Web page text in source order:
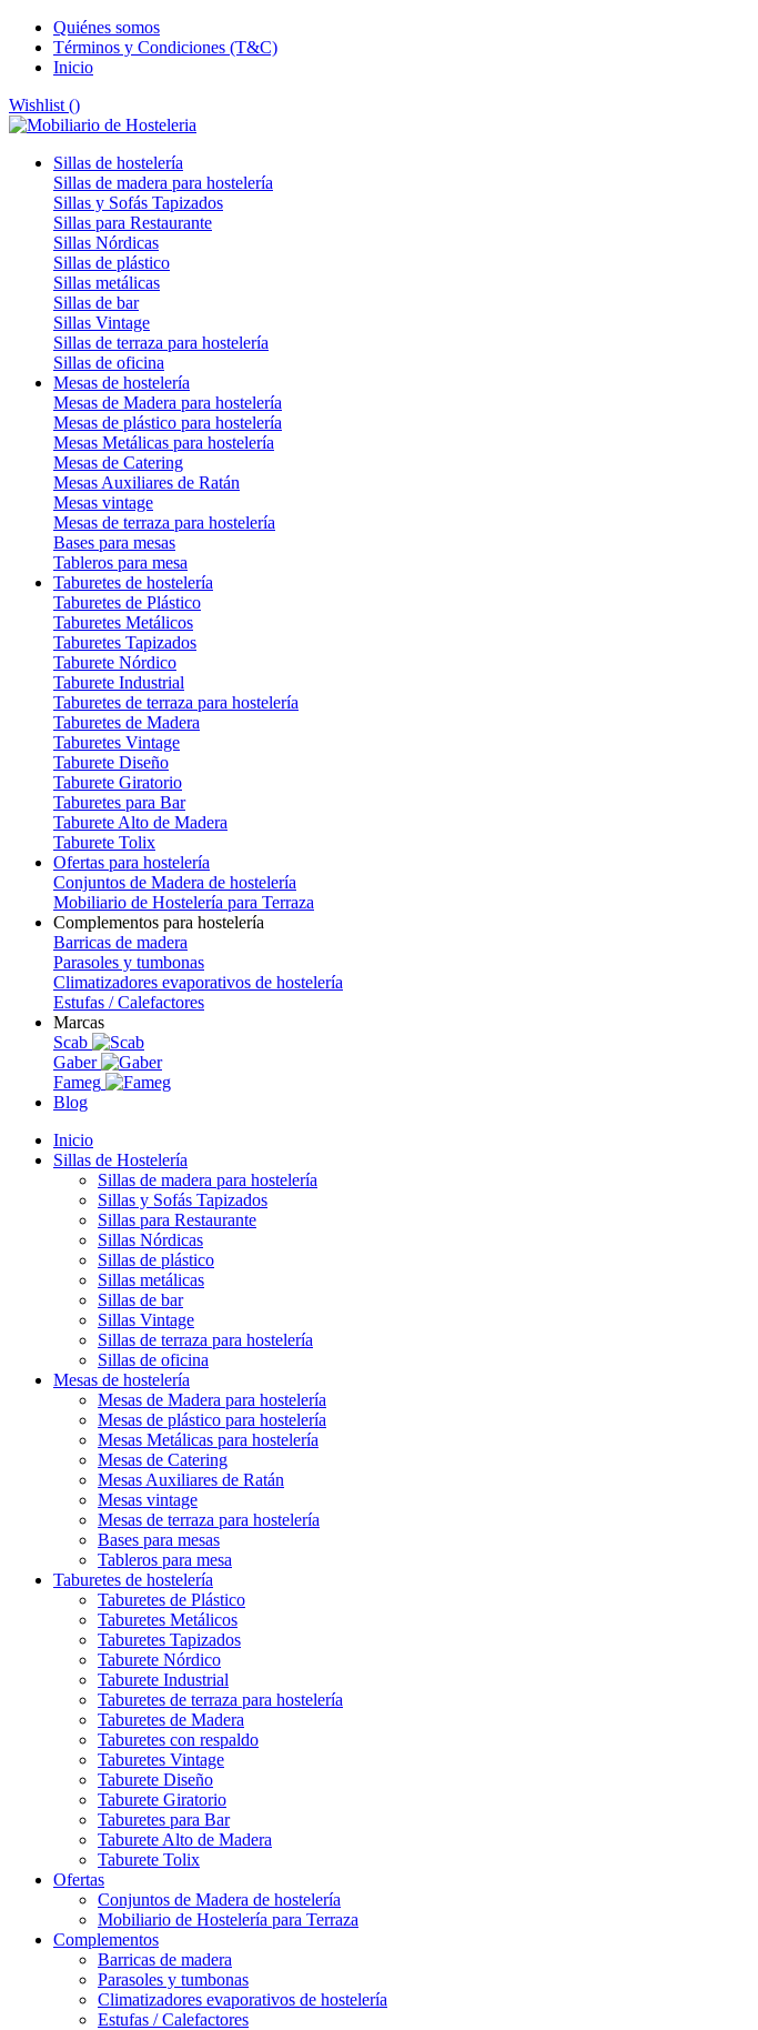
Quiénes somos
Términos y Condiciones (T&C)
Inicio
Wishlist ()
Sillas de hostelería
Sillas de madera para hostelería
Sillas y Sofás Tapizados
Sillas para Restaurante
Sillas Nórdicas
Sillas de plástico
Sillas metálicas
Sillas de bar
Sillas Vintage
Sillas de terraza para hostelería
Sillas de oficina
Mesas de hostelería
Mesas de Madera para hostelería
Mesas de plástico para hostelería
Mesas Metálicas para hostelería
Mesas de Catering
Mesas Auxiliares de Ratán
Mesas vintage
Mesas de terraza para hostelería
Bases para mesas
Tableros para mesa
Taburetes de hostelería
Taburetes de Plástico
Taburetes Metálicos
Taburetes Tapizados
Taburete Nórdico
Taburete Industrial
Taburetes de terraza para hostelería
Taburetes de Madera
Taburetes Vintage
Taburete Diseño
Taburete Giratorio
Taburetes para Bar
Taburete Alto de Madera
Taburete Tolix
Ofertas para hostelería
Conjuntos de Madera de hostelería
Mobiliario de Hostelería para Terraza
Complementos para hostelería
Barricas de madera
Parasoles y tumbonas
Climatizadores evaporativos de hostelería
Estufas / Calefactores
Marcas
Scab
Gaber
Fameg
Blog
Inicio
Sillas de Hostelería
Sillas de madera para hostelería
Sillas y Sofás Tapizados
Sillas para Restaurante
Sillas Nórdicas
Sillas de plástico
Sillas metálicas
Sillas de bar
Sillas Vintage
Sillas de terraza para hostelería
Sillas de oficina
Mesas de hostelería
Mesas de Madera para hostelería
Mesas de plástico para hostelería
Mesas Metálicas para hostelería
Mesas de Catering
Mesas Auxiliares de Ratán
Mesas vintage
Mesas de terraza para hostelería
Bases para mesas
Tableros para mesa
Taburetes de hostelería
Taburetes de Plástico
Taburetes Metálicos
Taburetes Tapizados
Taburete Nórdico
Taburete Industrial
Taburetes de terraza para hostelería
Taburetes de Madera
Taburetes con respaldo
Taburetes Vintage
Taburete Diseño
Taburete Giratorio
Taburetes para Bar
Taburete Alto de Madera
Taburete Tolix
Ofertas
Conjuntos de Madera de hostelería
Mobiliario de Hostelería para Terraza
Complementos
Barricas de madera
Parasoles y tumbonas
Climatizadores evaporativos de hostelería
Estufas / Calefactores